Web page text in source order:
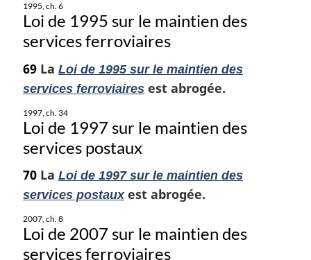
1995, ch. 6
Loi de 1995 sur le maintien des
services ferroviaires
69 La Loi de 1995 sur le maintien des
services ferroviaires est abrogée.
1997, ch. 34
Loi de 1997 sur le maintien des
services postaux
70 La Loi de 1997 sur le maintien des
services postauxest abrogée.
2007, ch. 8
Loi de 2007 sur le maintien des
services ferroviaires